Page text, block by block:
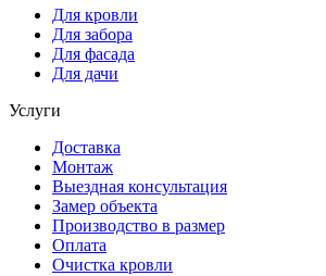
Для кровли
Для забора
Для фасада
Для дачи
Услуги
Доставка
Монтаж
Выездная консультация
Замер объекта
Производство в размер
Оплата
Очистка кровли